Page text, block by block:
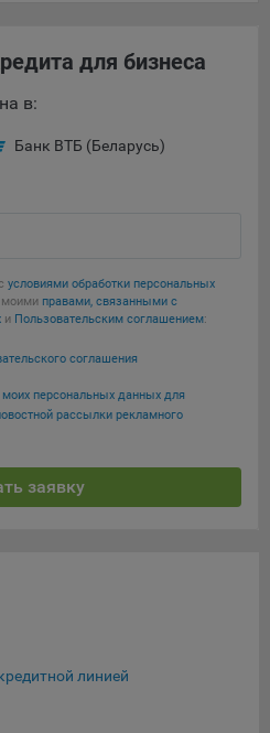
для бизнеса
в:
Банк ВТБ (Беларусь)
условиями обработки персональных
моими правами, связанными с
и Пользовательским соглашением:
соглашения
моих персональных данных для
рассылки рекламного
заявку
линией